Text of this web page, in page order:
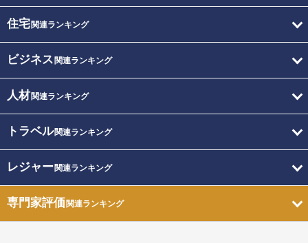
住宅関連ランキング
ビジネス 関連ランキング
人材関連ランキング
トラベル関連ランキング
レジャー関連ランキング
専門家評価関連ランキング